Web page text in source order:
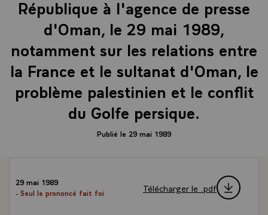
République à l'agence de presse
d'Oman, le 29 mai 1989,
notamment sur les relations entre
la France et le sultanat d'Oman, le
problème palestinien et le conflit
du Golfe persique.
Publié le 29 mai 1989
29 mai 1989
- Seul le prononcé fait foi
Télécharger le .pdf